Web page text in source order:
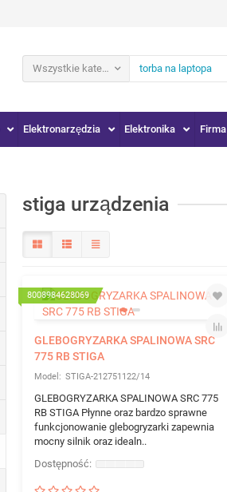
Wszystkie kategorie
Elektronarzędzia Elektronika Firma
stiga urządzenia
8008984628069
GLEBOGRYZARKA SPALINOWA SRC
775 RB STIGA
STIGA-212751122/14
GLEBOGRYZARKA SPALINOWA SRC 775
RB STIGA Płynne oraz bardzo sprawne
funkcjonowanie glebogryzarki zapewnia
mocny silnik oraz idealn..